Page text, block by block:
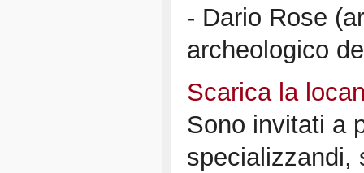
- Dario Rose
archeologico
Scarica la
Sono invitati a
specializzandi,